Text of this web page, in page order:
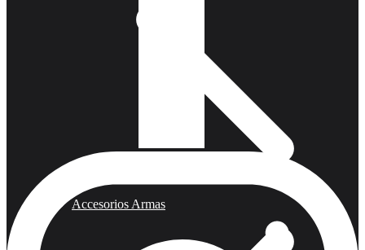
Accesorios Armas